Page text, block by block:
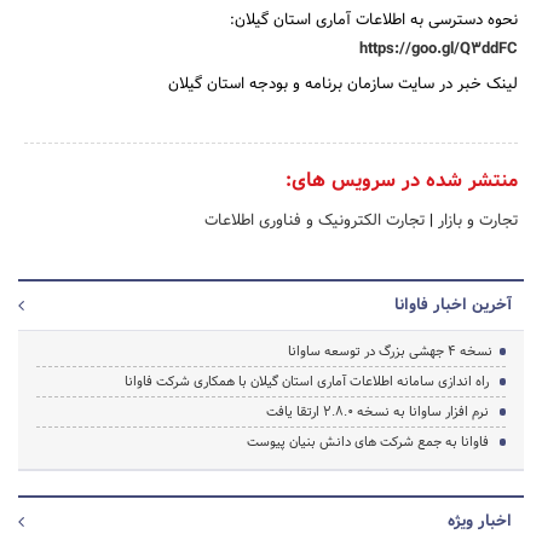
نحوه دسترسی به اطلاعات آماری استان گیلان:
https://goo.gl/Q3ddFC
لینک خبر در سایت سازمان برنامه و بودجه استان گیلان
منتشر شده در سرویس های:
تجارت و بازار | تجارت الکترونیک و فناوری اطلاعات
آخرین اخبار فاوانا
نسخه 4 جهشی بزرگ در توسعه ساوانا
راه اندازی سامانه اطلاعات آماری استان گیلان با همکاری شرکت فاوانا
نرم افزار ساوانا به نسخه 2.8.0 ارتقا یافت
فاوانا به جمع شرکت های دانش بنیان پیوست
اخبار ویژه